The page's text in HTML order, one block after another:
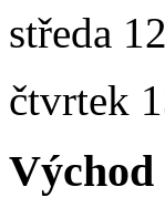
středa
čtvrtek
Východ